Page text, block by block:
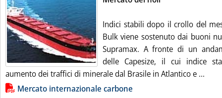
Indici stabili dopo il crollo del
Bulk viene sostenuto dai buoni
Supramax. A fronte di un
delle Capesize, il cui indice
aumento dei traffici di minerale dal Brasile in Atlantico e ...
Lista allegati PDF alla notizia
Mercato internazionale carbone